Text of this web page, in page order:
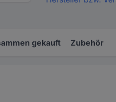
gekauft Zubehör